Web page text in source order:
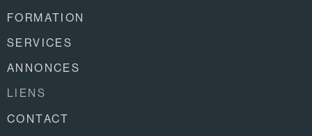
FORMATION
SERVICES
ANNONCES
LIENS
CONTACT